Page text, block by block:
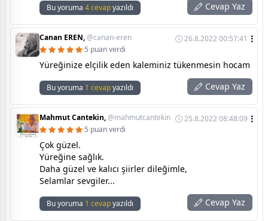
Bu yoruma 4 cevapyazıldı Cevap Yaz
Canan EREN,@canan-eren
26.8.2022 00:57:41
5 puan verdi
Yüreğinize elçilik eden kaleminiz tükenmesin hocam
Bu yoruma 1 cevapyazıldı Cevap Yaz
Mahmut Cantekin,@mahmutcantekin
25.8.2022 08:48:09
5 puan verdi
Çok güzel.
Yüreğine sağlık.
Daha güzel ve kalıcı şiirler dileğimle,
Selamlar sevgiler...
Bu yoruma 1 cevapyazıldı Cevap Yaz